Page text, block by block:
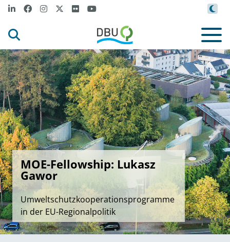
MOE-Fellowship: Lukasz
Gawor
Umweltschutzkooperationsprogramme
in der EU-Regionalpolitik